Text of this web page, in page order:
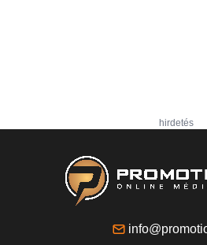
hirdetés